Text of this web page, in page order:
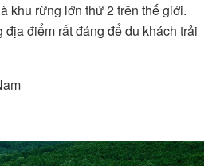
khu rừng lớn thứ 2 trên thế giới.
điểm rất đáng để du khách trải